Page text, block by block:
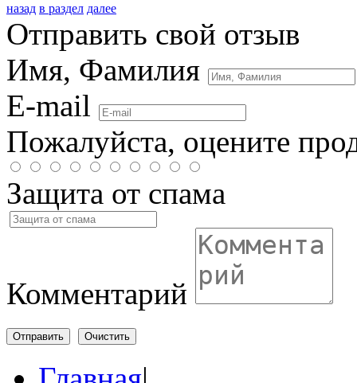
назад в раздел далее
Отправить свой отзыв
Имя, Фамилия
E-mail
Пожалуйста, оцените
Защита от спама
Комментарий
Отправить Очистить